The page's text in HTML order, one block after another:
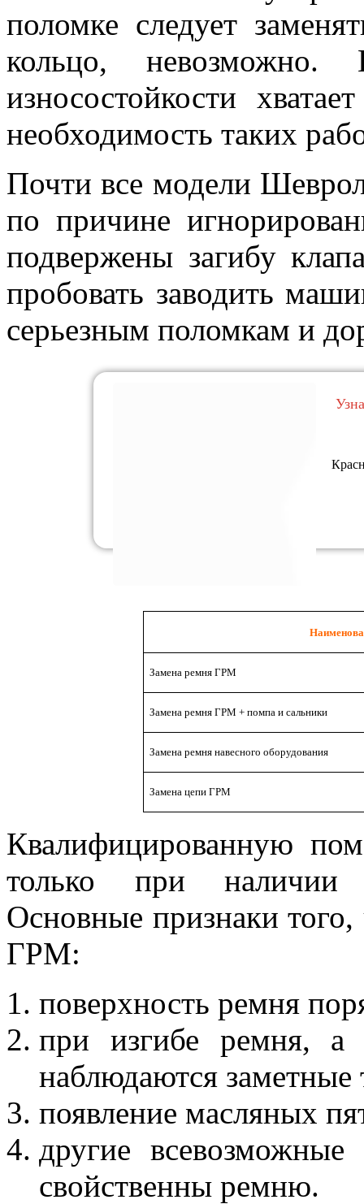
поломке следует
кольцо,
износостойкости
необходимость таких
Почти все модели
по причине
подвержены загибу
пробовать заводить
серьезным поломкам и
Замена ремня ГРМ
Замена ремня ГРМ + помпа и сальники
Замена ремня навесного оборудования
Замена цепи ГРМ
Квалифицированную
только при наличии
Основные признаки
ГРМ:
поверхность ремня
при изгибе ремня,
наблюдаются
появление масляных
другие
свойственны ремню.